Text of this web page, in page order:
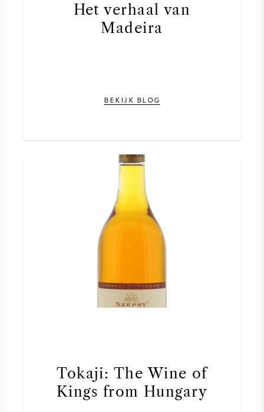
Het verhaal van
Madeira
BEKIJK BLOG
Tokaji: The Wine of
Kings from Hungary